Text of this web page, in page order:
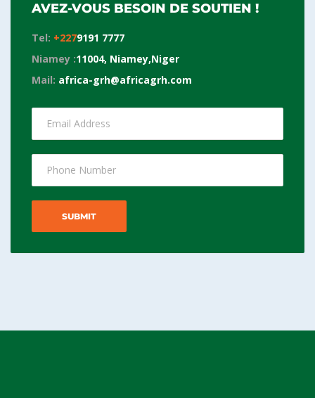
AVEZ-VOUS BESOIN DE SOUTIEN !
Tel: +2279191 7777
Niamey :11004, Niamey,Niger
Mail: africa-grh@africagrh.com